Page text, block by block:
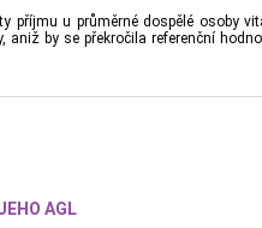
příjmu u průměrné dospělé osoby
aniž by se překročila referenční
AGL